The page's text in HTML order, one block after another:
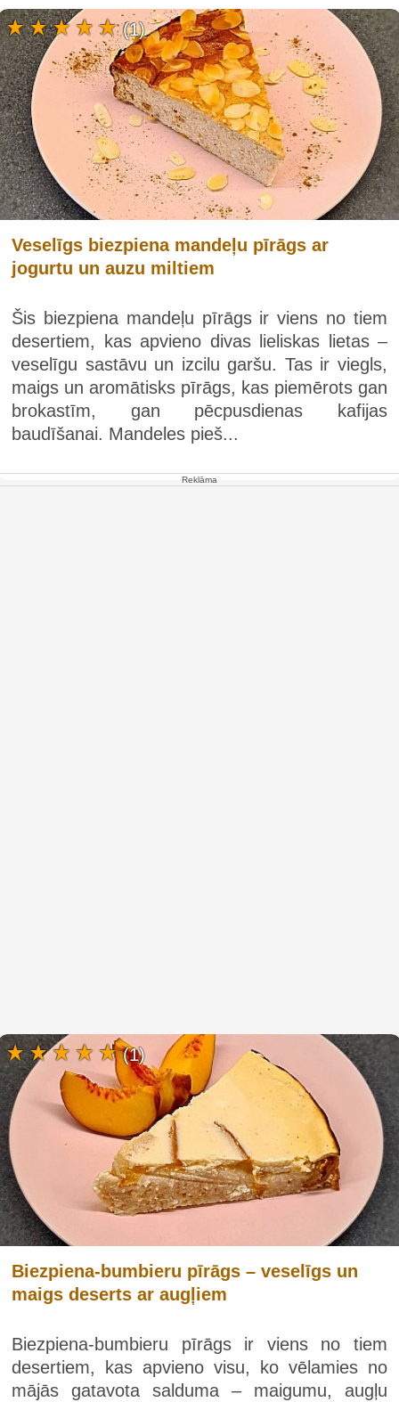
Veselīgs biezpiena mandeļu pīrāgs ar
jogurtu un auzu miltiem
Šis biezpiena mandeļu pīrāgs ir viens no tiem
desertiem, kas apvieno divas lieliskas lietas –
veselīgu sastāvu un izcilu garšu. Tas ir viegls,
maigs un aromātisks pīrāgs, kas piemērots gan
brokastīm, gan pēcpusdienas kafijas
baudīšanai. Mandeles pieš...
(1)
Reklāma
Biezpiena-bumbieru pīrāgs – veselīgs un
maigs deserts ar augļiem
Biezpiena-bumbieru pīrāgs ir viens no tiem
desertiem, kas apvieno visu, ko vēlamies no
mājās gatavota salduma – maigumu, augļu
(1)